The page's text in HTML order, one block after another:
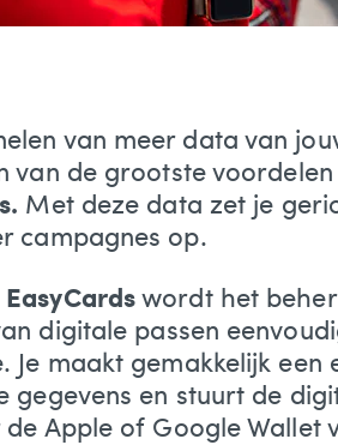
van meer data van
van de grootste
Met deze data zet je
campagnes op.
wordt het
digitale passen
Je maakt gemakkelijk een
gegevens en stuurt de
Apple of Google Wallet